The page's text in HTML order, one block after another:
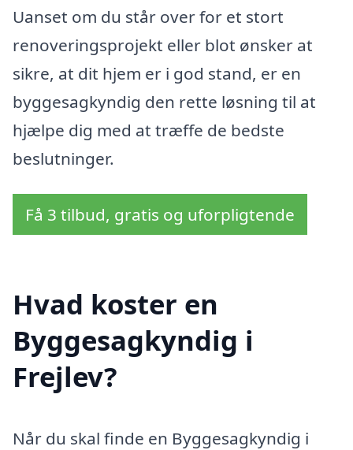
Uanset om du står over for et stort
renoveringsprojekt eller blot ønsker at
sikre, at dit hjem er i god stand, er en
byggesagkyndig den rette løsning til at
hjælpe dig med at træffe de bedste
beslutninger.
Få 3 tilbud, gratis og uforpligtende
Hvad koster en
Byggesagkyndig i
Frejlev?
Når du skal finde en Byggesagkyndig i